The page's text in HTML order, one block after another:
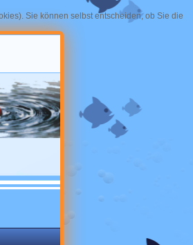
Sie können selbst entscheiden, ob Sie die